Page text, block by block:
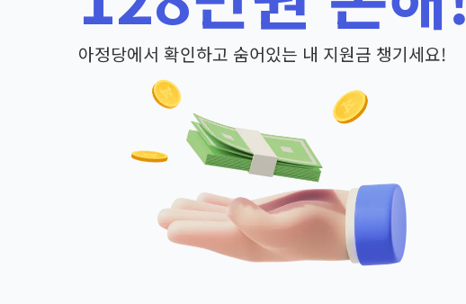
아정당에서 확인하고 숨어있는 내 지원금 챙기세요!